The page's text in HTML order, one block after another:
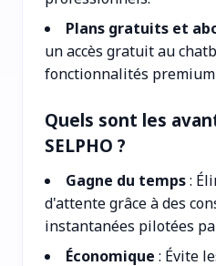
Plans gratuits et
un accès gratuit au
fonctionnalités premium
Quels sont les
SELPHO ?
Gagne du temps:
d'attente grâce à des
instantanées pilotées
Économique : Évite